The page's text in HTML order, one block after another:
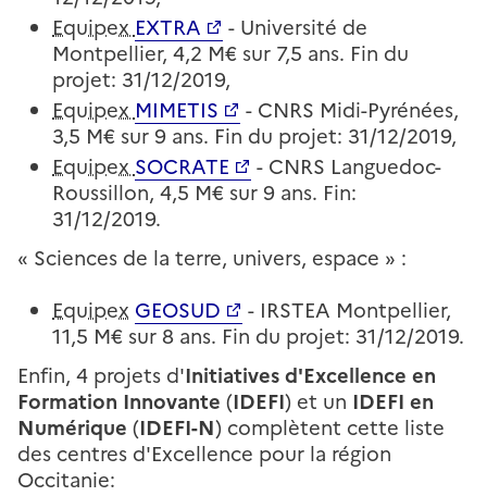
EquipexEXTRA
- Université de
Montpellier, 4,2 M€ sur 7,5 ans. Fin du
projet: 31/12/2019,
EquipexMIMETIS
- CNRS Midi-Pyrénées,
3,5 M€ sur 9 ans. Fin du projet: 31/12/2019,
EquipexSOCRATE
- CNRS Languedoc-
Roussillon, 4,5 M€ sur 9 ans. Fin:
31/12/2019.
« Sciences de la terre, univers, espace » :
Equipex GEOSUD
- IRSTEA Montpellier,
11,5 M€ sur 8 ans. Fin du projet: 31/12/2019.
Enfin, 4 projets d'Initiatives d'Excellence en
Formation Innovante (IDEFI) et un IDEFI en
Numérique (IDEFI-N) complètent cette liste
des centres d'Excellence pour la région
Occitanie: